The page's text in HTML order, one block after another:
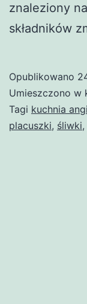
znaleziony
składników
Opublikowano
Umieszczono w
Tagi kuchnia
placuszki, śliwki,